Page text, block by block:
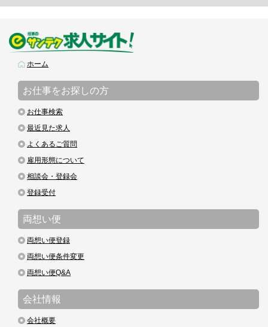
ホーム
お仕事をお探しの方
お仕事検索
最近見た求人
よくあるご質問
雇用形態について
相談会・登録会
登録受付
両想い便
両想い便登録
両想い便条件変更
両想い便Q&A
会社情報
会社概要